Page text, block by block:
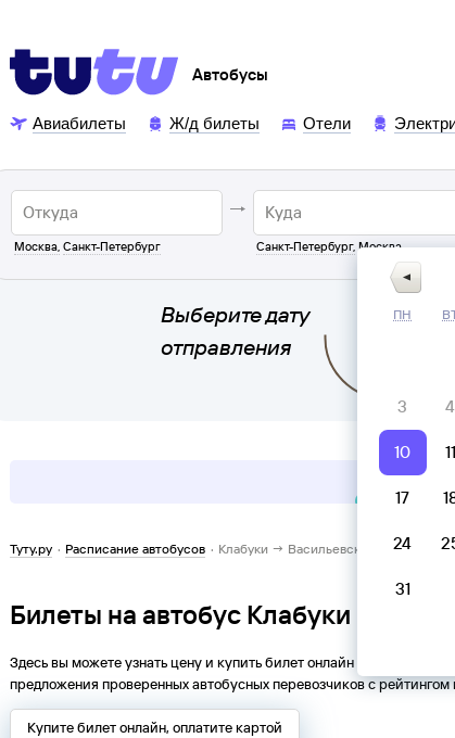
Автобусы
Авиабилеты Ж/д билеты Отели
Москва, Санкт-Петербург Санкт-Петербург, Москва
Выберите дату
отправления
Туту.ру · Расписание автобусов · Клабуки → Васильевское, Республика
Билеты на автобус Клабуки →
Здесь вы можете узнать цену и купить билет онлайн на автобус из
предложения проверенных автобусных перевозчиков с
Купите билет онлайн, оплатите картой
ПН
3 4
10 11
17
24
31